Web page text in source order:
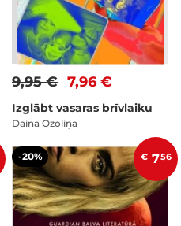
7,96 €
9,95 €
Izglābt vasaras brīvlaiku
Daina Ozoliņa
-20% € 756